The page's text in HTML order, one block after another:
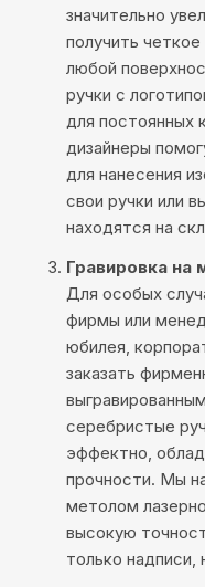
значительно
получить
любой
ручки с
для постоянных
дизайнеры
для нанесения
свои ручки или
находятся на
Гравировка на
Для особых
фирмы или
юбилея,
заказать
серебристые
эффектно,
прочности. Мы
метолом
высокую
только